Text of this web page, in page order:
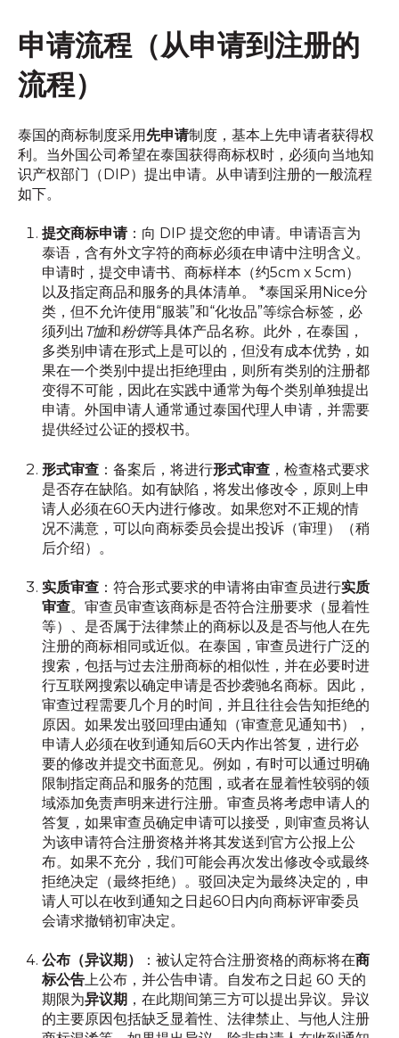
申请流程（从申请到注册的
流程）
泰国的商标制度采用先申请制度，基本上先申请者获得权
利。当外国公司希望在泰国获得商标权时，必须向当地知
识产权部门（DIP）提出申请。从申请到注册的一般流程
如下。
提交商标申请：向 DIP 提交您的申请。申请语言为
泰语，含有外文字符的商标必须在申请中注明含义。
申请时，提交申请书、商标样本（约5cm x 5cm）
以及指定商品和服务的具体清单。 *泰国采用Nice分
类，但不允许使用“服装”和“化妆品”等综合标签，必
须列出 T恤和粉饼等具体产品名称。此外，在泰国，
多类别申请在形式上是可以的，但没有成本优势，如
果在一个类别中提出拒绝理由，则所有类别的注册都
变得不可能，因此在实践中通常为每个类别单独提出
申请。外国申请人通常通过泰国代理人申请，并需要
提供经过公证的授权书。
形式审查 ：备案后，将进行形式审查 ，检查格式要求
是否存在缺陷。如有缺陷，将发出修改令，原则上申
请人必须在60天内进行修改。如果您对不正规的情
况不满意，可以向商标委员会提出投诉（审理）（稍
后介绍）。
实质审查 ：符合形式要求的申请将由审查员进行实质
审查。审查员审查该商标是否符合注册要求（显着性
等）、是否属于法律禁止的商标以及是否与他人在先
注册的商标相同或近似。在泰国，审查员进行广泛的
搜索，包括与过去注册商标的相似性，并在必要时进
行互联网搜索以确定申请是否抄袭驰名商标。因此，
审查过程需要几个月的时间，并且往往会告知拒绝的
原因。如果发出驳回理由通知（审查意见通知书），
申请人必须在收到通知后60天内作出答复，进行必
要的修改并提交书面意见。例如，有时可以通过明确
限制指定商品和服务的范围，或者在显着性较弱的领
域添加免责声明来进行注册。审查员将考虑申请人的
答复，如果审查员确定申请可以接受，则审查员将认
为该申请符合注册资格并将其发送到官方公报上公
布。如果不充分，我们可能会再次发出修改令或最终
拒绝决定（最终拒绝）。驳回决定为最终决定的，申
请人可以在收到通知之日起60日内向商标评审委员
会请求撤销初审决定。
公布（异议期） ：被认定符合注册资格的商标将在商
标公告上公布，并公告申请。自发布之日起 60 天的
期限为异议期 ，在此期间第三方可以提出异议。异议
的主要原因包括缺乏显着性、法律禁止、与他人注册